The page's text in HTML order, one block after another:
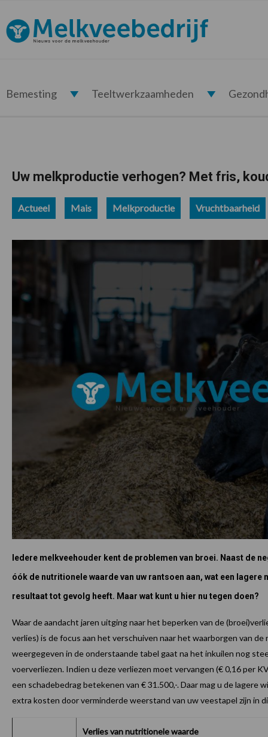
de
hoofdnavigatie
de
hoofd
inhoud
de
eerste
sidebar
de
voettekst
Melkveebedrijf.nl
Bemesting Teeltwerkzaamheden
Uw melkproductie verhogen? Met fris,
Actueel Mais Melkproductie Vruchtbaarheid
Iedere melkveehouder kent de problemen van broei. Naast de
óók de nutritionele waarde van uw rantsoen aan, wat een
resultaat tot gevolg heeft. Maar wat kunt u hier nu tegen doen?
Waar de aandacht jaren uitging naar het beperken van de
verlies) is de focus aan het verschuiven naar het waarborgen van
weergegeven in de onderstaande tabel gaat na het inkuilen nog
voerverliezen. Indien u deze verliezen moet vervangen (€ 0,16 per
een schadebedrag betekenen van € 31.500,-. Daar mag u de lagere
extra kosten door verminderde weerstand van uw veestapel zijn in
Verlies van nutritionele waarde